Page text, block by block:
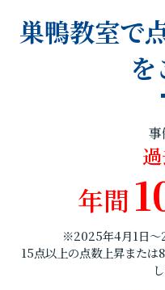
巣鴨教室で
事
年間
※2025年4月1日～
15点以上の点数上昇または